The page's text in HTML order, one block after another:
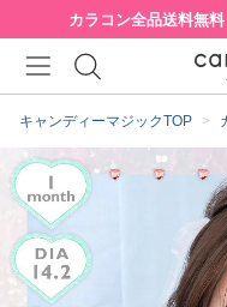
カラコン全品送料無料
キャンディーマジックTOP